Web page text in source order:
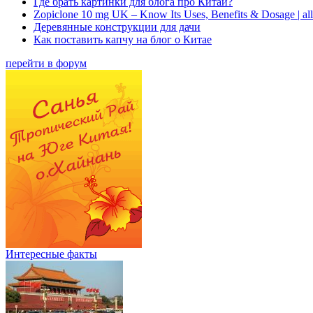
Zopiclone 10 mg UK – Know Its Uses, Benefits & Dosage |
Деревянные конструкции для дачи
Как поставить капчу на блог о Китае
перейти в форум
Интересные факты